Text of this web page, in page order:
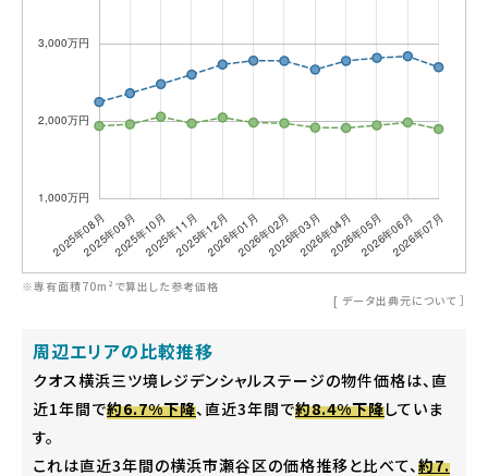
※専有面積70m²で算出した参考価格
[ データ出典元について ］
周辺エリアの比較推移
クオス横浜三ツ境レジデンシャルステージの物件価格は、直
近1年間で約6.7%下降、直近3年間で約8.4%下降していま
す。
これは直近3年間の横浜市瀬谷区の価格推移と比べて、 約7.